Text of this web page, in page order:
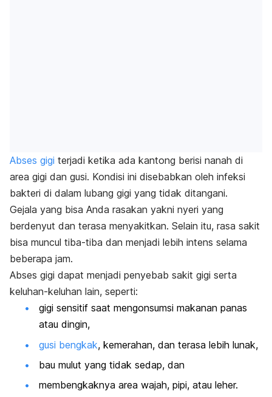
Abses gigi terjadi ketika ada kantong berisi nanah di
area gigi dan gusi. Kondisi ini disebabkan oleh infeksi
bakteri di dalam lubang gigi yang tidak ditangani.
Gejala yang bisa Anda rasakan yakni nyeri yang
berdenyut dan terasa menyakitkan. Selain itu, rasa sakit
bisa muncul tiba-tiba dan menjadi lebih intens selama
beberapa jam.
Abses gigi dapat menjadi penyebab sakit gigi serta
keluhan-keluhan lain, seperti:
gigi sensitif saat mengonsumsi makanan panas
atau dingin,
gusi bengkak, kemerahan, dan terasa lebih lunak,
bau mulut yang tidak sedap, dan
membengkaknya area wajah, pipi, atau leher.